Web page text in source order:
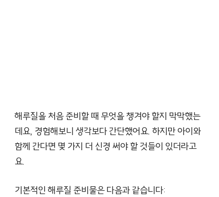
해루질을 처음 준비할 때 무엇을 챙겨야 할지 막막했는
데요, 경험해보니 생각보다 간단했어요. 하지만 아이와
함께 간다면 몇 가지 더 신경 써야 할 것들이 있더라고
요.
기본적인 해루질 준비물은 다음과 같습니다: